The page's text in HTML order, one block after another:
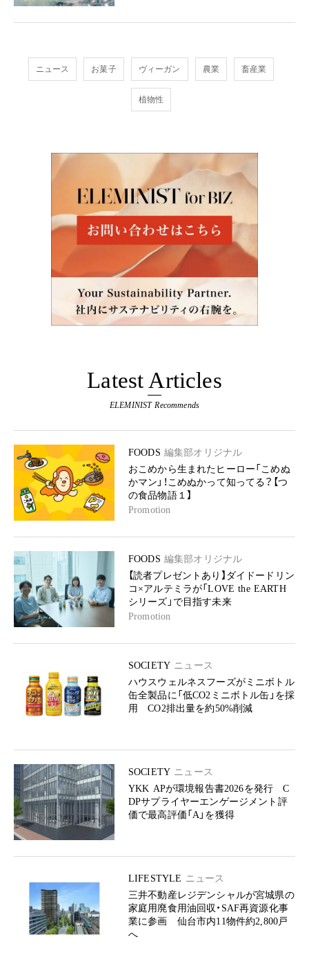
ニュース お菓子 ヴィーガン 農業 畜産業
植物性
Latest Articles
ELEMINIST Recommends
FOODS 編集部オリジナル
おこめから生まれたヒーロー「こめぬ
かマン」！こめぬかって知ってる？【つ
の食品物語１】
Promotion
FOODS 編集部オリジナル
【読者プレゼントあり】ダイドードリン
コ×アルテミラが「LOVE the EARTH
シリーズ」で目指す未来
Promotion
SOCIETY ニュース
ハウスウェルネスフーズがミニボトル
缶全製品に「低CO2ミニボトル缶」を採
用 CO2排出量を約50%削減
SOCIETY ニュース
YKK APが環境報告書2026を発行 C
DPサプライヤーエンゲージメント評
価で最高評価「A」を獲得
LIFESTYLE ニュース
三井不動産レジデンシャルが宮城県の
家庭用廃食用油回収・SAF再資源化事
業に参画 仙台市内11物件約2,800戸
へ